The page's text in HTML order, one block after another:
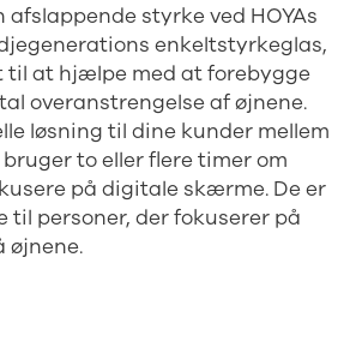
afslappende styrke ved HOYAs
enkeltstyrkeglas,
til at hjælpe med at forebygge
overanstrengelse af øjnene.
løsning til dine kunder mellem
bruger to eller flere timer om
på digitale skærme. De er
til personer, der fokuserer på
øjnene.